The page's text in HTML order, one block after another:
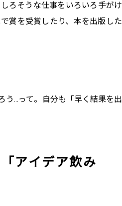
ろそうな仕事をいろいろ手がけ
賞を受賞したり、本を出版した
う...って。自分も「早く結果を出
アイデア飲み